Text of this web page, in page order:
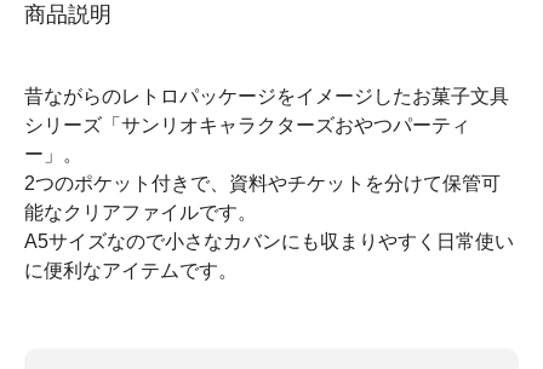
商品説明
昔ながらのレトロパッケージをイメージしたお菓子文具
シリーズ「サンリオキャラクターズおやつパーティ
ー」。
2つのポケット付きで、資料やチケットを分けて保管可
能なクリアファイルです。
A5サイズなので小さなカバンにも収まりやすく日常使い
に便利なアイテムです。